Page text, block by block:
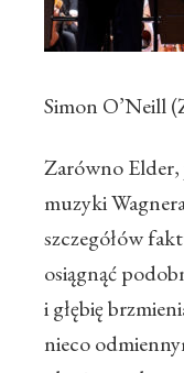
Simon O’Neill
Zarówno
muzyki
szczegółów
osiągnąć
i głębię
nieco